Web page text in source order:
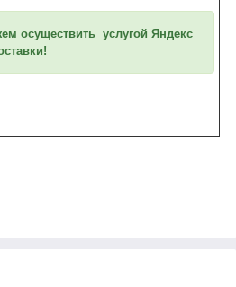
осуществить услугой Яндекс